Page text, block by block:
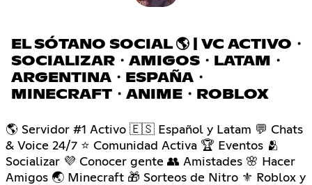
EL SÓTANO SOCIAL 🌎 | VC ACTIVO・
SOCIALIZAR・AMIGOS・LATAM・
ARGENTINA・ESPAÑA・
MINECRAFT・ANIME・ROBLOX
🌎 Servidor #1 Activo 🇪🇸 Español y Latam 💬 Chats
& Voice 24/7 ⭐ Comunidad Activa 🏆 Eventos 🫂
Socializar 💜 Conocer gente 👥 Amistades 🌸 Hacer
Amigos 🌏 Minecraft 🎁 Sorteos de Nitro ⚜ Roblox y